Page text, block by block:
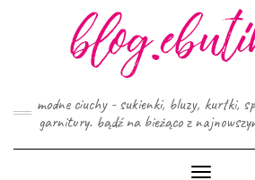
modne ciuchy - sukienki, bluzy, kurtki,
garnitury. bądź na bieżąco z
Toggle